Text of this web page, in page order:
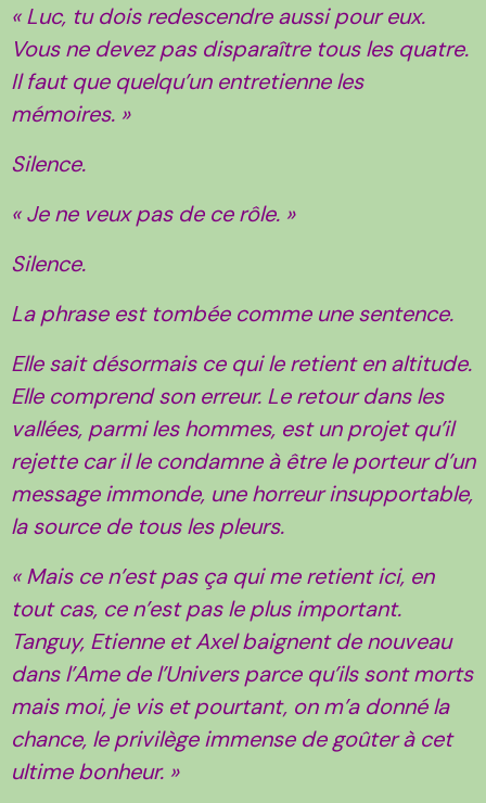
« Luc, tu dois redescendre aussi pour eux.
Vous ne devez pas disparaître tous les quatre.
Il faut que quelqu’un entretienne les
mémoires. »
Silence.
« Je ne veux pas de ce rôle. »
Silence.
La phrase est tombée comme une sentence.
Elle sait désormais ce qui le retient en altitude.
Elle comprend son erreur. Le retour dans les
vallées, parmi les hommes, est un projet qu’il
rejette car il le condamne à être le porteur d’un
message immonde, une horreur insupportable,
la source de tous les pleurs.
« Mais ce n’est pas ça qui me retient ici, en
tout cas, ce n’est pas le plus important.
Tanguy, Etienne et Axel baignent de nouveau
dans l’Ame de l’Univers parce qu’ils sont morts
mais moi, je vis et pourtant, on m’a donné la
chance, le privilège immense de goûter à cet
ultime bonheur. »